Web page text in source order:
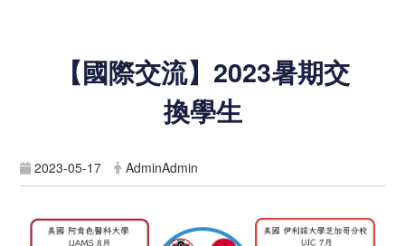
【國際交流】2023暑期交
換學生
2023-05-17 AdminAdmin